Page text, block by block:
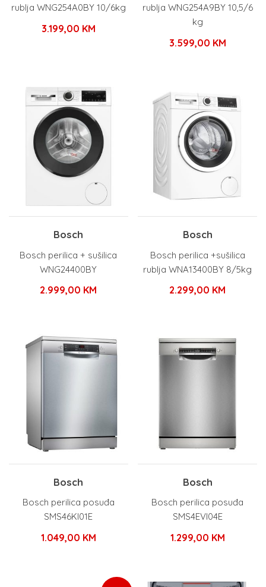
rublja WNG254A0BY 10/6kg
3.199,00 KM
rublja WNG254A9BY 10,5/6
kg
3.599,00 KM
Bosch
Bosch perilica + sušilica
WNG24400BY
2.999,00 KM
Bosch
Bosch perilica +sušilica
rublja WNA13400BY 8/5kg
2.299,00 KM
Bosch
Bosch perilica posuđa
SMS46KI01E
1.049,00 KM
Bosch
Bosch perilica posuđa
SMS4EVI04E
1.299,00 KM